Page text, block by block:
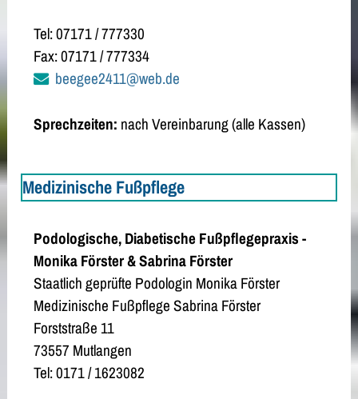
Tel: 07171 / 777330
Fax: 07171 / 777334
beegee2411@web.de
Sprechzeiten: nach Vereinbarung (alle Kassen)
Medizinische Fußpflege
Podologische, Diabetische Fußpflegepraxis -
Monika Förster & Sabrina Förster
Staatlich geprüfte Podologin Monika Förster
Medizinische Fußpflege Sabrina Förster
Forststraße 11
73557 Mutlangen
Tel: 0171 / 1623082